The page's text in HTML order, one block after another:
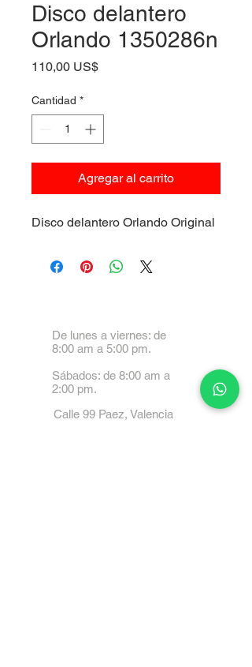
Disco delantero
Orlando 1350286n
110,00 US$Precio
Cantidad *
Agregar al carrito
Disco delantero Orlando Original
De lunes a viernes: de
8:00 am a 5:00 pm.
Sábados: de 8:00 am a
2:00 pm.
Calle 99 Paez, Valencia